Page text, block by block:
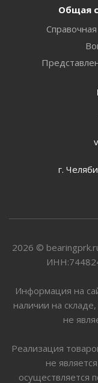
Общая
г.
2026 ©
Информация на
наличии на
не
Реализация
не
осуществляется